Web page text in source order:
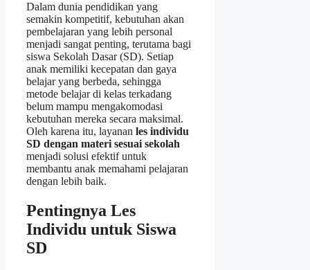
Dalam dunia pendidikan yang
semakin kompetitif, kebutuhan akan
pembelajaran yang lebih personal
menjadi sangat penting, terutama bagi
siswa Sekolah Dasar (SD). Setiap
anak memiliki kecepatan dan gaya
belajar yang berbeda, sehingga
metode belajar di kelas terkadang
belum mampu mengakomodasi
kebutuhan mereka secara maksimal.
Oleh karena itu, layanan les individu
SD dengan materi sesuai sekolah
menjadi solusi efektif untuk
membantu anak memahami pelajaran
dengan lebih baik.
Pentingnya Les
Individu untuk Siswa
SD